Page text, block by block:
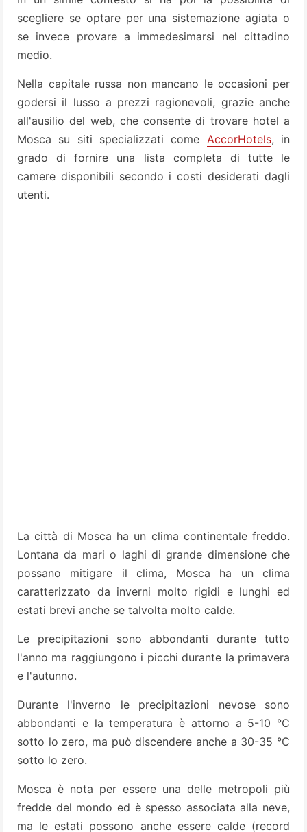
scegliere se optare per una sistemazione agiata o
se invece provare a immedesimarsi nel cittadino
medio.
Nella capitale russa non mancano le occasioni per
godersi il lusso a prezzi ragionevoli, grazie anche
all'ausilio del web, che consente di trovare hotel a
Mosca su siti specializzati come AccorHotels, in
grado di fornire una lista completa di tutte le
camere disponibili secondo i costi desiderati dagli
utenti.
La città di Mosca ha un clima continentale freddo.
Lontana da mari o laghi di grande dimensione che
possano mitigare il clima, Mosca ha un clima
caratterizzato da inverni molto rigidi e lunghi ed
estati brevi anche se talvolta molto calde.
Le precipitazioni sono abbondanti durante tutto
l'anno ma raggiungono i picchi durante la primavera
e l'autunno.
Durante l'inverno le precipitazioni nevose sono
abbondanti e la temperatura è attorno a 5-10 °C
sotto lo zero, ma può discendere anche a 30-35 °C
sotto lo zero.
Mosca è nota per essere una delle metropoli più
fredde del mondo ed è spesso associata alla neve,
ma le estati possono anche essere calde (record